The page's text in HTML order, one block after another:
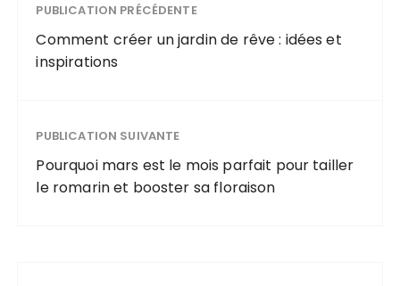
PUBLICATION PRÉCÉDENTE
Comment créer un jardin de rêve : idées et
inspirations
PUBLICATION SUIVANTE
Pourquoi mars est le mois parfait pour tailler
le romarin et booster sa floraison